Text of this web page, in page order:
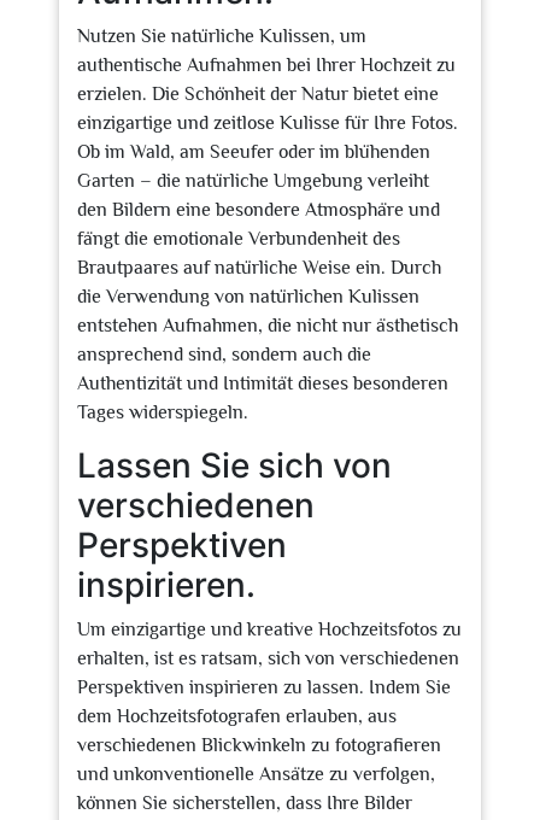
Nutzen Sie natürliche Kulissen, um
authentische Aufnahmen bei Ihrer Hochzeit zu
erzielen. Die Schönheit der Natur bietet eine
einzigartige und zeitlose Kulisse für Ihre Fotos.
Ob im Wald, am Seeufer oder im blühenden
Garten – die natürliche Umgebung verleiht
den Bildern eine besondere Atmosphäre und
fängt die emotionale Verbundenheit des
Brautpaares auf natürliche Weise ein. Durch
die Verwendung von natürlichen Kulissen
entstehen Aufnahmen, die nicht nur ästhetisch
ansprechend sind, sondern auch die
Authentizität und Intimität dieses besonderen
Tages widerspiegeln.
Lassen Sie sich von
verschiedenen
Perspektiven
inspirieren.
Um einzigartige und kreative Hochzeitsfotos zu
erhalten, ist es ratsam, sich von verschiedenen
Perspektiven inspirieren zu lassen. Indem Sie
dem Hochzeitsfotografen erlauben, aus
verschiedenen Blickwinkeln zu fotografieren
und unkonventionelle Ansätze zu verfolgen,
können Sie sicherstellen, dass Ihre Bilder